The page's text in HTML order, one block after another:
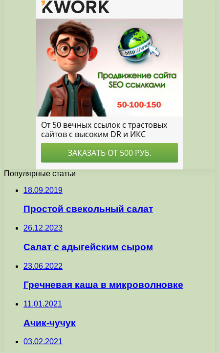
Популярные статьи
18.09.2019
Простой свекольный салат
26.12.2023
Салат с адыгейским сыром
23.06.2022
Гречневая каша в микроволновке
11.01.2021
Ачик-чучук
03.02.2021